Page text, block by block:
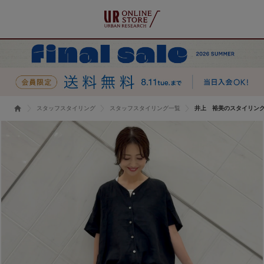
スタッフスタイリング スタッフスタイリング一覧 井上 裕美のスタイリン